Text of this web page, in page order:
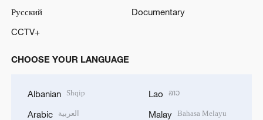
Русский
Documentary
CCTV+
CHOOSE YOUR LANGUAGE
Albanian Shqip
Arabic العربية
Lao ລາວ
Malay Bahasa Melayu